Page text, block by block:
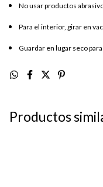
No usar productos
Para el interior, girar en
Guardar en lugar seco
Productos